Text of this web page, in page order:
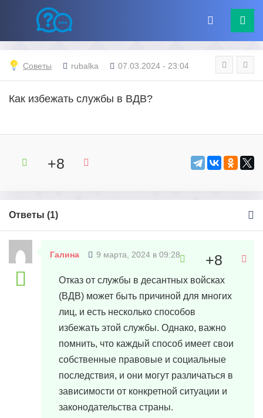
Советы rubalka 07.03.2024 - 23:04
Как избежать службы в ВДВ?
+8
Ответы (1)
Галина 9 марта, 2024 в 09:28
Отказ от службы в десантных войсках
(ВДВ) может быть причиной для многих
лиц, и есть несколько способов
избежать этой службы. Однако, важно
помнить, что каждый способ имеет свои
собственные правовые и социальные
последствия, и они могут различаться в
зависимости от конкретной ситуации и
законодательства страны.
+8